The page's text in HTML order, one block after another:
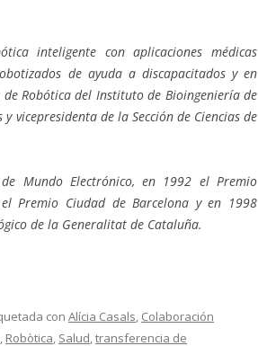
inteligente con aplicaciones médicas
de ayuda a discapacitados y en
Robótica del Instituto de Bioingeniería de
vicepresidenta de la Sección de Ciencias de
Mundo Electrónico, en 1992 el Premio
Premio Ciudad de Barcelona y en 1998
de la Generalitat de Cataluña.
con Alícia Casals Colaboración
Robòtica Salud transferencia de